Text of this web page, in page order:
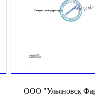
ООО "Ульяновск